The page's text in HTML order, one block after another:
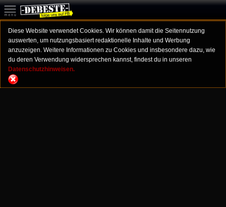
Diese Website verwendet Cookies. Wir können damit die Seitennutzung
auswerten, um nutzungsbasiert redaktionelle Inhalte und Werbung
anzuzeigen. Weitere Informationen zu Cookies und insbesondere dazu, wie
du deren Verwendung widersprechen kannst, findest du in unseren
Datenschutzhinweisen.